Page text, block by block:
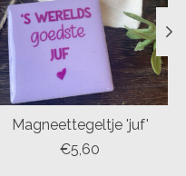
Magneettegeltje 'juf'
€5,60